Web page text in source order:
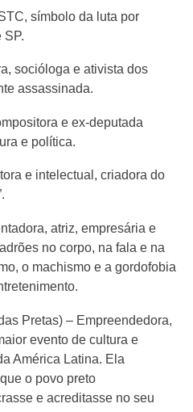
símbolo da luta por
SP.
socióloga e ativista dos
assassinada.
e ex-deputada
e política.
e intelectual, criadora do
atriz, empresária e
no corpo, na fala e na
o machismo e a gordofobia
Pretas) – Empreendedora,
evento de cultura e
América Latina. Ela
o povo preto
e acreditasse no seu